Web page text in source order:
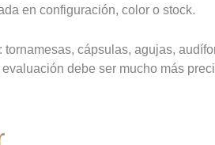
en configuración, color o stock.
cápsulas, agujas,
debe ser mucho más